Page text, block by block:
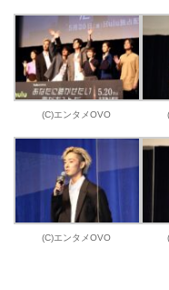
(C)エンタメOVO
(C)エンタメOVO